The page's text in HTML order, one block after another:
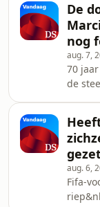
De
nog
aug. 7,
70
de
waren
de
aug. 6,
Fifa-